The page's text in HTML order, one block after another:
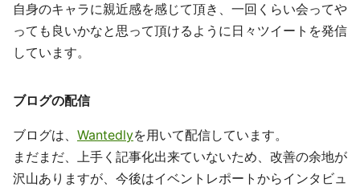
自身のキャラに親近感を感じて頂き、一回くらい会ってや
っても良いかなと思って頂けるように日々ツイートを発信
しています。
ブログの配信
ブログは、 Wantedlyを用いて配信しています。
まだまだ、上手く記事化出来ていないため、改善の余地が
沢山ありますが、今後はイベントレポートからインタビュ